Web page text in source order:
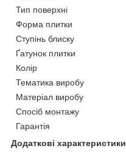
Тип поверхні
Форма плитки
Ступінь блиску
Ґатунок плитки
Колір
Тематика виробу
Матеріал виробу
Спосіб монтажу
Гарантія
Додаткові характеристики